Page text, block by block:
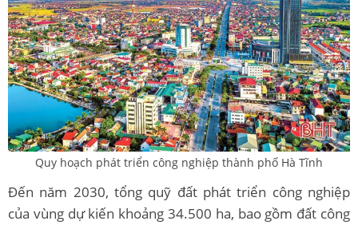
Quy hoạch phát triển công nghiệp thành phố Hà Tĩnh
Đến năm 2030, tổng quỹ đất phát triển công nghiệp
của vùng dự kiến ​​khoảng 34.500 ha, bao gồm đất công